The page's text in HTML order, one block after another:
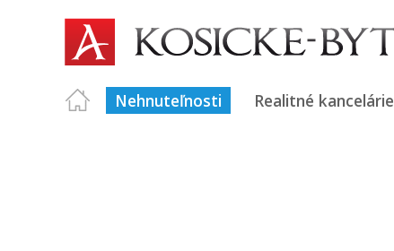
Nehnuteľnosti Realitné kancelárie